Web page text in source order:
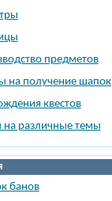
предметов
на получение шапок
квестов
на различные темы
банов